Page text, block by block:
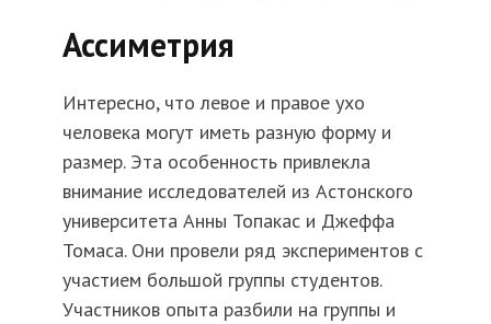
Ассиметрия
Интересно, что левое и правое ухо
человека могут иметь разную форму и
размер. Эта особенность привлекла
внимание исследователей из Астонского
университета Анны Топакас и Джеффа
Томаса. Они провели ряд экспериментов с
участием большой группы студентов.
Участников опыта разбили на группы и